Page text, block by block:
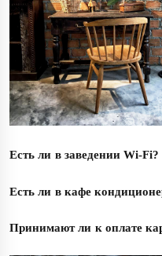
Есть ли в заведении Wi-Fi?
Есть ли в кафе
Принимают ли к оплате